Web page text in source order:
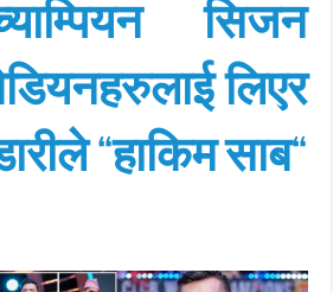
सिजन
लिएर
“हाकिम साब“